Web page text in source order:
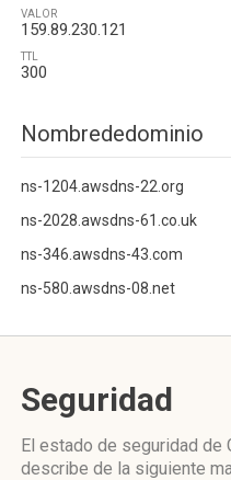
VALOR
159.89.230.121
TTL
300
Nombrededominio
ns-1204.awsdns-22.org
ns-2028.awsdns-61.co.uk
ns-346.awsdns-43.com
ns-580.awsdns-08.net
Seguridad
El estado de seguridad de
describe de la siguiente